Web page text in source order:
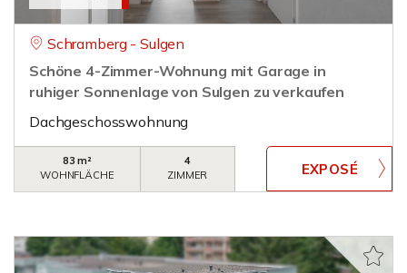
Schramberg - Sulgen
Schöne 4-Zimmer-Wohnung mit Garage in
ruhiger Sonnenlage von Sulgen zu verkaufen
Dachgeschosswohnung
83 m²
WOHNFLÄCHE
4
ZIMMER